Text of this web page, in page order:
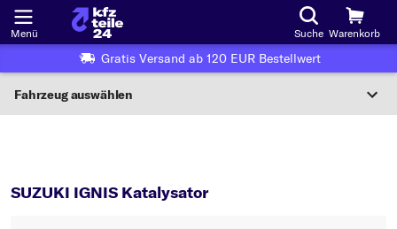
Menü Suche Warenkorb
Gratis Versand ab 120 EUR Bestellwert
Fahrzeug auswählen
Wo finde ich die?
SUZUKI IGNIS Katalysator